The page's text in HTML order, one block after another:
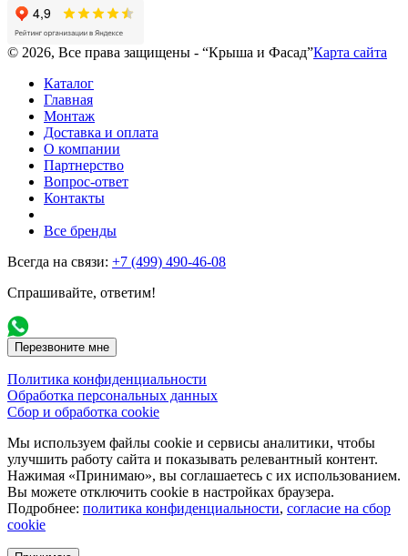
© 2026, Все права защищены - “Крыша и Фасад”Карта сайта
Каталог
Главная
Монтаж
Доставка и оплата
О компании
Партнерство
Вопрос-ответ
Контакты
Все бренды
Всегда на связи: +7 (499) 490-46-08
Спрашивайте, ответим!
Перезвоните мне
Политика конфиденциальности
Обработка персональных данных
Сбор и обработка cookie
Мы используем файлы cookie и сервисы аналитики, чтобы
улучшить работу сайта и показывать релевантный контент.
Нажимая «Принимаю», вы соглашаетесь с их использованием.
Вы можете отключить cookie в настройках браузера.
Подробнее: политика конфиденциальности, согласие на сбор
cookie